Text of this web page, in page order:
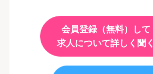
会員登録（無料）して
求人について詳しく聞く